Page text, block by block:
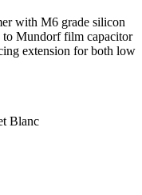
with M6 grade silicon
to Mundorf film capacitor
extension for both low
Blanc